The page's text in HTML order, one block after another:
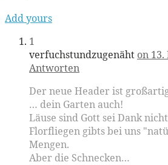
Add yours
1
verfuchstundzugenäht on 13.
Antworten
Der neue Header ist
… dein Garten auch!
Läuse sind Gott sei Dank
Florfliegen gibts bei uns
Mengen.
Aber die Schnecken…